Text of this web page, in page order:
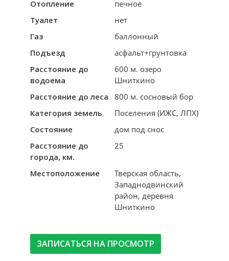
Отопление
печное
Туалет
нет
Газ
баллонный
Подъезд
асфальт+грунтовка
Расстояние до
водоема
600 м. озеро
Шниткино
Расстояние до леса
800 м. сосновый бор
Категория земель
Поселения (ИЖС, ЛПХ)
Состояние
дом под снос
Расстояние до
города, км.
25
Местоположение
Тверская область,
Западнодвинский
район, деревня
Шниткино
ЗАПИСАТЬСЯ НА ПРОСМОТР